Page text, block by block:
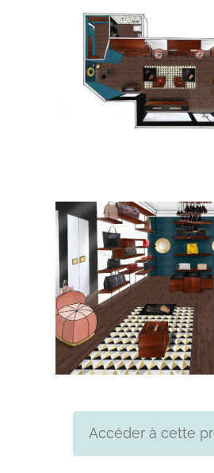
Accéder à cette